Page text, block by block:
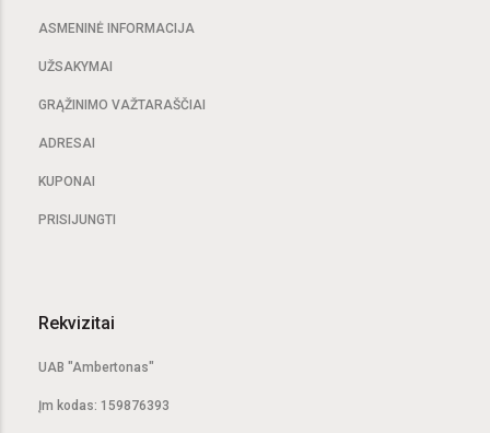
ASMENINĖ INFORMACIJA
UŽSAKYMAI
GRĄŽINIMO VAŽTARAŠČIAI
ADRESAI
KUPONAI
PRISIJUNGTI
Rekvizitai
UAB "Ambertonas"
Įm kodas: 159876393